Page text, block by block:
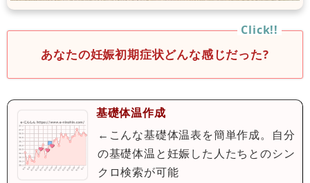
あなたの妊娠初期症状どんな感じだった?
基礎体温作成
←こんな基礎体温表を簡単作成。自分
の基礎体温と妊娠した人たちとのシン
クロ検索が可能